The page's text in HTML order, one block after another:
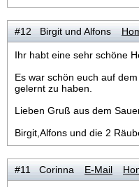
#12 Birgit und Alfons
Ihr habt eine sehr schöne
Es war schön euch auf
gelernt zu haben.
Lieben Gruß aus dem
Birgit,Alfons und die 2
#11 Corinna E-Mail